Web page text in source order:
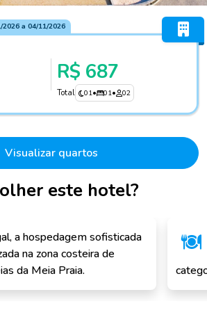
este hotel?
a hospedagem sofisticada
na zona costeira de
da Meia Praia.
2026a 04/11/2026
R$ 687
Total 01• 01• 02
Visualizar quartos